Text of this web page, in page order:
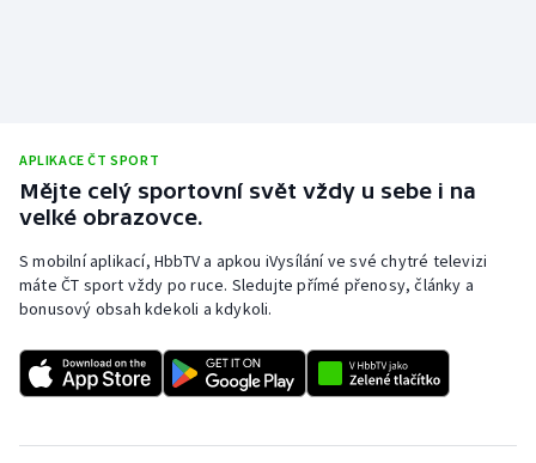
Rychlobruslení
Rychlostní kanoistika
Short track
Stolní tenis
Triatlon
APLIKACE ČT SPORT
Mějte celý sportovní svět vždy u sebe i na
velké obrazovce.
S mobilní aplikací, HbbTV a apkou iVysílání ve své chytré televizi
máte ČT sport vždy po ruce. Sledujte přímé přenosy, články a
bonusový obsah kdekoli a kdykoli.